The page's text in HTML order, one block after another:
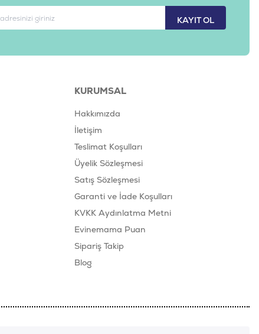
KAYIT OL
KURUMSAL
Hakkımızda
İletişim
Teslimat Koşulları
Üyelik Sözleşmesi
Satış Sözleşmesi
Garanti ve İade Koşulları
KVKK Aydınlatma Metni
Evinemama Puan
Sipariş Takip
Blog